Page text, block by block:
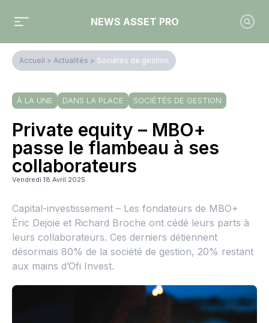
NEWS ASSET PRO
Accueil > Actualités > Sociétés de gestion
À LA UNE DANS LA PLACE SOCIÉTÉS DE GESTION
Private equity – MBO+
passe le flambeau à ses
collaborateurs
Vendredi 18 Avril 2025
Capital-investissement – Les fondateurs de MBO+
Éric Dejoie et Richard Broche ont cédé leurs parts à
leurs collaborateurs. Ces derniers détiennent
désormais 80% de la société de gestion, 20% restant
aux mains d’Ofi Invest.